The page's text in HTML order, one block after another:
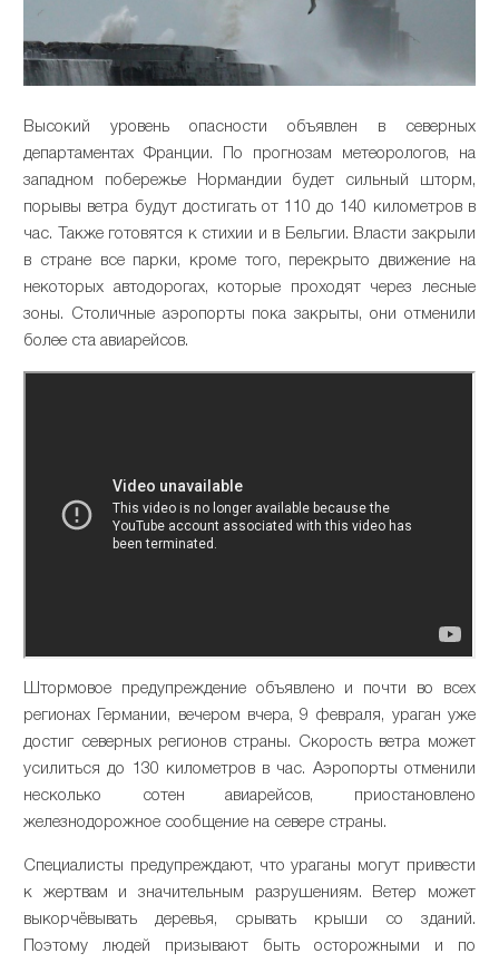
Высокий уровень опасности объявлен в северных
департаментах Франции. По прогнозам метеорологов, на
западном побережье Нормандии будет сильный шторм,
порывы ветра будут достигать от 110 до 140 километров в
час. Также готовятся к стихии и в Бельгии. Власти закрыли
в стране все парки, кроме того, перекрыто движение на
некоторых автодорогах, которые проходят через лесные
зоны. Столичные аэропорты пока закрыты, они отменили
более ста авиарейсов.
Штормовое предупреждение объявлено и почти во всех
регионах Германии, вечером вчера, 9 февраля, ураган уже
достиг северных регионов страны. Скорость ветра может
усилиться до 130 километров в час. Аэропорты отменили
несколько сотен авиарейсов, приостановлено
железнодорожное сообщение на севере страны.
Специалисты предупреждают, что ураганы могут привести
к жертвам и значительным разрушениям. Ветер может
выкорчёвывать деревья, срывать крыши со зданий.
Поэтому людей призывают быть осторожными и по